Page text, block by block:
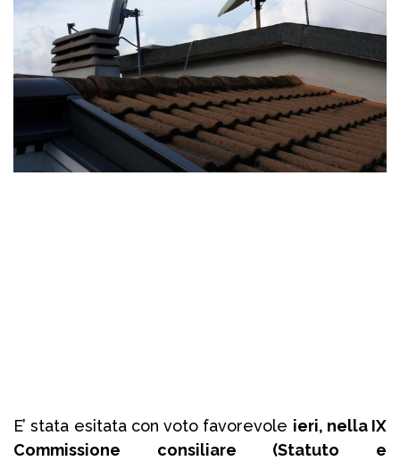
E’ stata esitata con voto favorevole ieri, nella IX
Commissione consiliare (Statuto e